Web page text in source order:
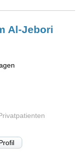
Al-Jebori